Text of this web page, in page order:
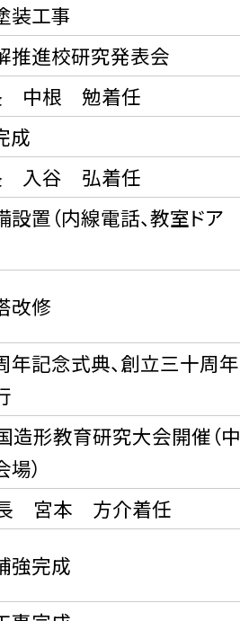
装工事
推進校研究発表会
中根 勉着任
成
入谷 弘着任
置（内線電話、教室ドア
改修
年記念式典、創立三十周年
造形教育研究大会開催（中
）
宮本 方介着任
強完成